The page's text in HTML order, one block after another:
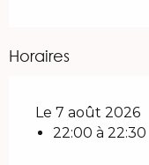
Horaires
Le 7 août 2026
22:00 à 22:30